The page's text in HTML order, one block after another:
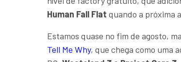
Human Fall Flat quando a próxima
Estamos quase no fim de agosto,
Tell Me Why, que chega como uma